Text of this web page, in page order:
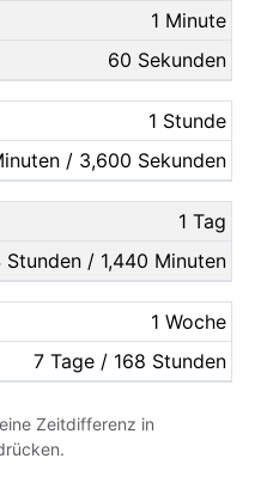
1 Minute
60 Sekunden
1 Stunde
/ 3,600 Sekunden
1 Tag
Stunden / 1,440 Minuten
1 Woche
7 Tage / 168 Stunden
Zeitdifferenz in